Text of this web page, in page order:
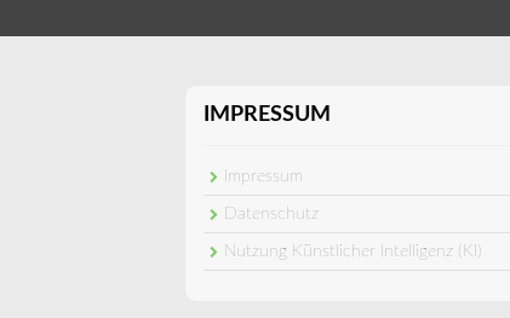
IMPRESSUM
Impressum
Datenschutz
Nutzung Künstlicher Intelligenz (KI)